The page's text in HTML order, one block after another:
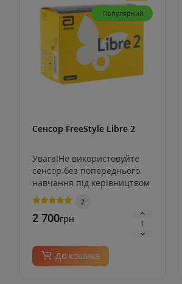
Популярний
Сенсор FreeStyle Libre 2
Увага!Не використовуйте
сенсор без попереднього
навчання під керівництвом
лікаря або медсе..
2
2 700грн
До кошика